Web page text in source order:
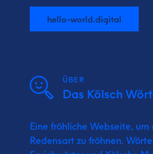
hello-world.digital
ÜBER
Das Kölsch
Eine fröhliche Webseite, um
Redensart zu fröhnen.